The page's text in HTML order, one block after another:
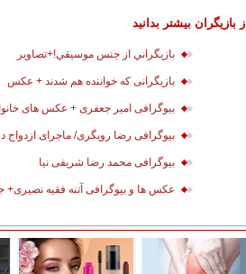
از بازیگران بیشتر بدانید
بازيگراني از جنس موسيقي!+تصاوير
بازیگرانی که خواننده هم شدند + عکس
بیوگرافی امیر جعفری + عکس های
بیوگرافی رضا رویگری/ ماجرای
بیوگرافی محمد رضا شریفی نیا
عکس ها و بیوگرافی آتنه فقیه نصیری+